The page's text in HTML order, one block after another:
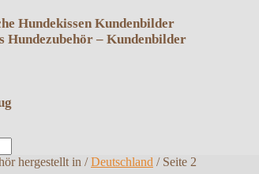
Hundekissen Kundenbilder
Hundezubehör – Kundenbilder
hergestellt in /Deutschland / Seite 2